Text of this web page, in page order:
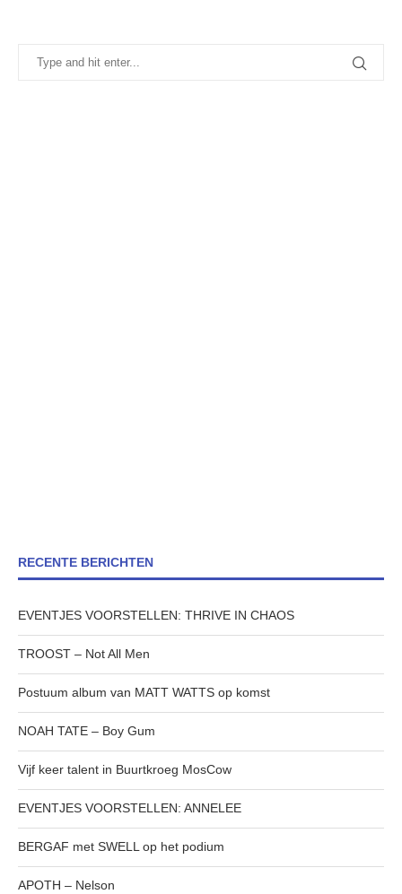
RECENTE BERICHTEN
EVENTJES VOORSTELLEN: THRIVE IN CHAOS
TROOST – Not All Men
Postuum album van MATT WATTS op komst
NOAH TATE – Boy Gum
Vijf keer talent in Buurtkroeg MosCow
EVENTJES VOORSTELLEN: ANNELEE
BERGAF met SWELL op het podium
APOTH – Nelson